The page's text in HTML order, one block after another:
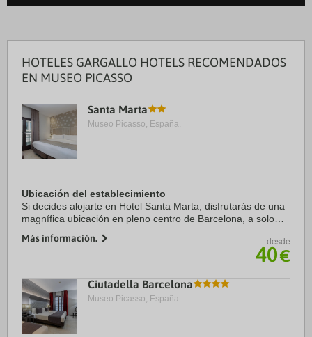
HOTELES GARGALLO HOTELS RECOMENDADOS
EN MUSEO PICASSO
Santa Marta
Museo Picasso, España.
Ubicación del establecimiento
Si decides alojarte en Hotel Santa Marta, disfrutarás de una
magnífica ubicación en pleno centro de Barcelona, a solo
Además, este hotel se ...
Más información. desde
40€
Ciutadella Barcelona
Museo Picasso, España.